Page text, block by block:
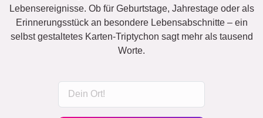
Lebensereignisse. Ob für Geburtstage, Jahrestage oder als
Erinnerungsstück an besondere Lebensabschnitte – ein
selbst gestaltetes Karten-Triptychon sagt mehr als tausend
Worte.